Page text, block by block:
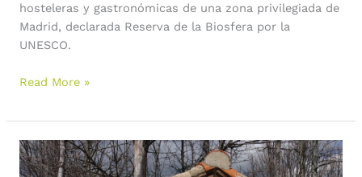
hosteleras y gastronómicas de una zona privilegiada de
Madrid, declarada Reserva de la Biosfera por la
UNESCO.
Sierra
del
Rincon,
#SierraRinconBlogTrip
Read More »
Club
de